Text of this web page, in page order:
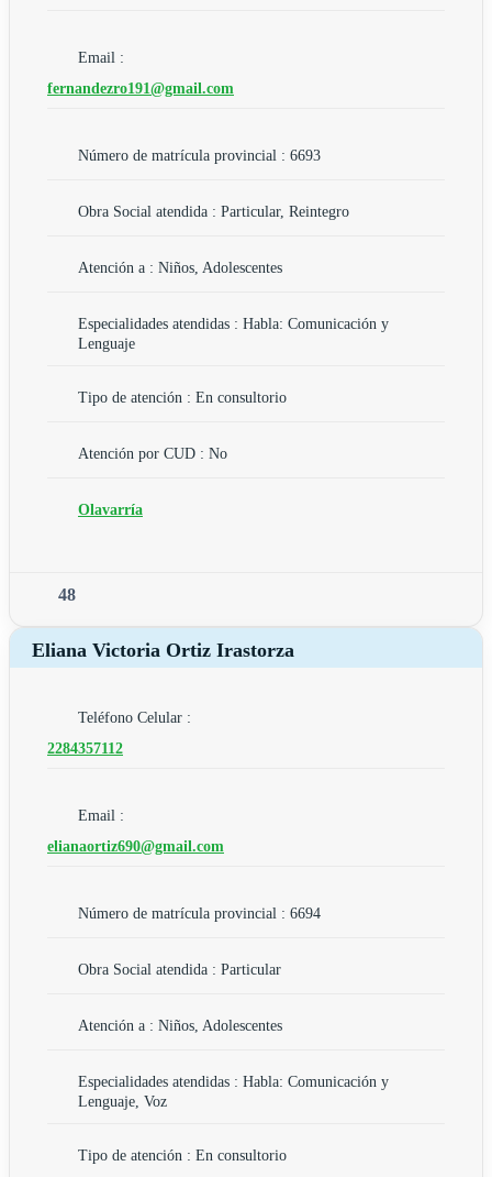
Email :
fernandezro191@gmail.com
Número de matrícula provincial : 6693
Obra Social atendida : Particular, Reintegro
Atención a : Niños, Adolescentes
Especialidades atendidas : Habla: Comunicación y
Lenguaje
Tipo de atención : En consultorio
Atención por CUD : No
Olavarría
48
Eliana Victoria Ortiz Irastorza
Teléfono Celular :
2284357112
Email :
elianaortiz690@gmail.com
Número de matrícula provincial : 6694
Obra Social atendida : Particular
Atención a : Niños, Adolescentes
Especialidades atendidas : Habla: Comunicación y
Lenguaje, Voz
Tipo de atención : En consultorio